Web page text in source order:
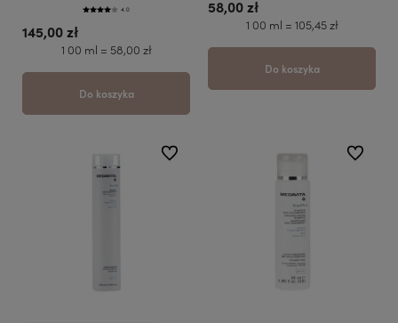
4.0
145,00 zł
1 00 ml = 58,00 zł
Do koszyka
58,00 zł
1 00 ml = 105,45 zł
Do koszyka
do ulubionych do